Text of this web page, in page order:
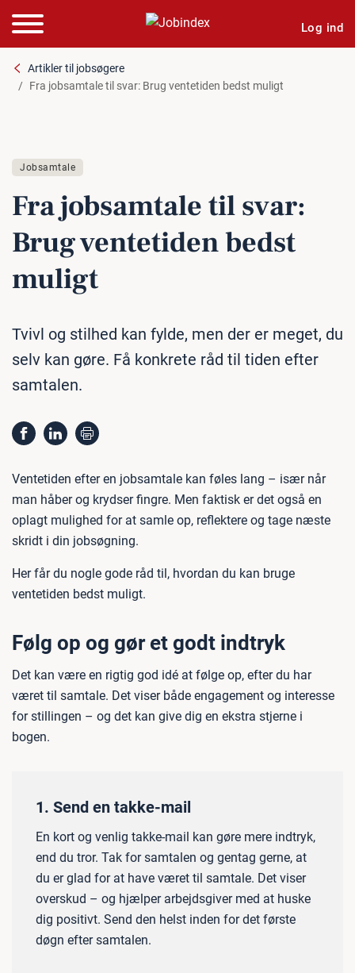
Log ind
Artikler til jobsøgere
Fra jobsamtale til svar: Brug ventetiden bedst muligt
Jobsamtale
Fra job­sam­ta­le til svar:
Brug ven­te­ti­den bedst
muligt
Tvivl og stilhed kan fylde, men der er meget, du
selv kan gøre. Få konkrete råd til tiden efter
samtalen.
Ventetiden efter en jobsamtale kan føles lang – især når
man håber og krydser fingre. Men faktisk er det også en
oplagt mulighed for at samle op, reflektere og tage næste
skridt i din jobsøgning.
Her får du nogle gode råd til, hvordan du kan bruge
ventetiden bedst muligt.
Følg op og gør et godt indtryk
Det kan være en rigtig god idé at følge op, efter du har
været til samtale. Det viser både engagement og interesse
for stillingen – og det kan give dig en ekstra stjerne i
bogen.
1. Send en takke-mail
En kort og venlig takke-mail kan gøre mere indtryk,
end du tror. Tak for samtalen og gentag gerne, at
du er glad for at have været til samtale. Det viser
overskud – og hjælper arbejdsgiver med at huske
dig positivt. Send den helst inden for det første
døgn efter samtalen.